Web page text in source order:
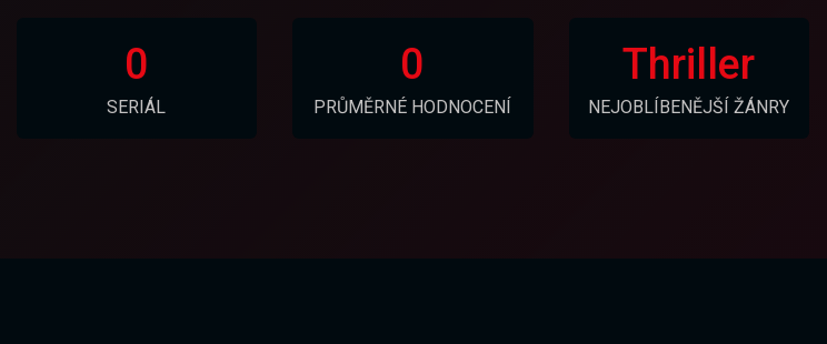
0
SERIÁL
0
PRŮMĚRNÉ HODNOCENÍ
Thriller
NEJOBLÍBENĚJŠÍ ŽÁNRY